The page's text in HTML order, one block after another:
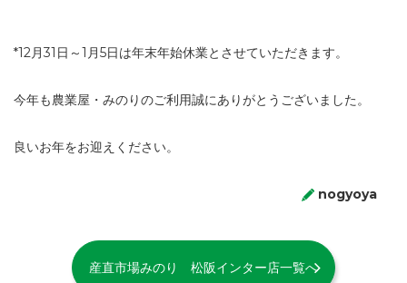
*12月31日～1月5日は年末年始休業とさせていただきます。
今年も農業屋・みのりのご利用誠にありがとうございました。
良いお年をお迎えください。
nogyoya
産直市場みのり 松阪インター店一覧へ